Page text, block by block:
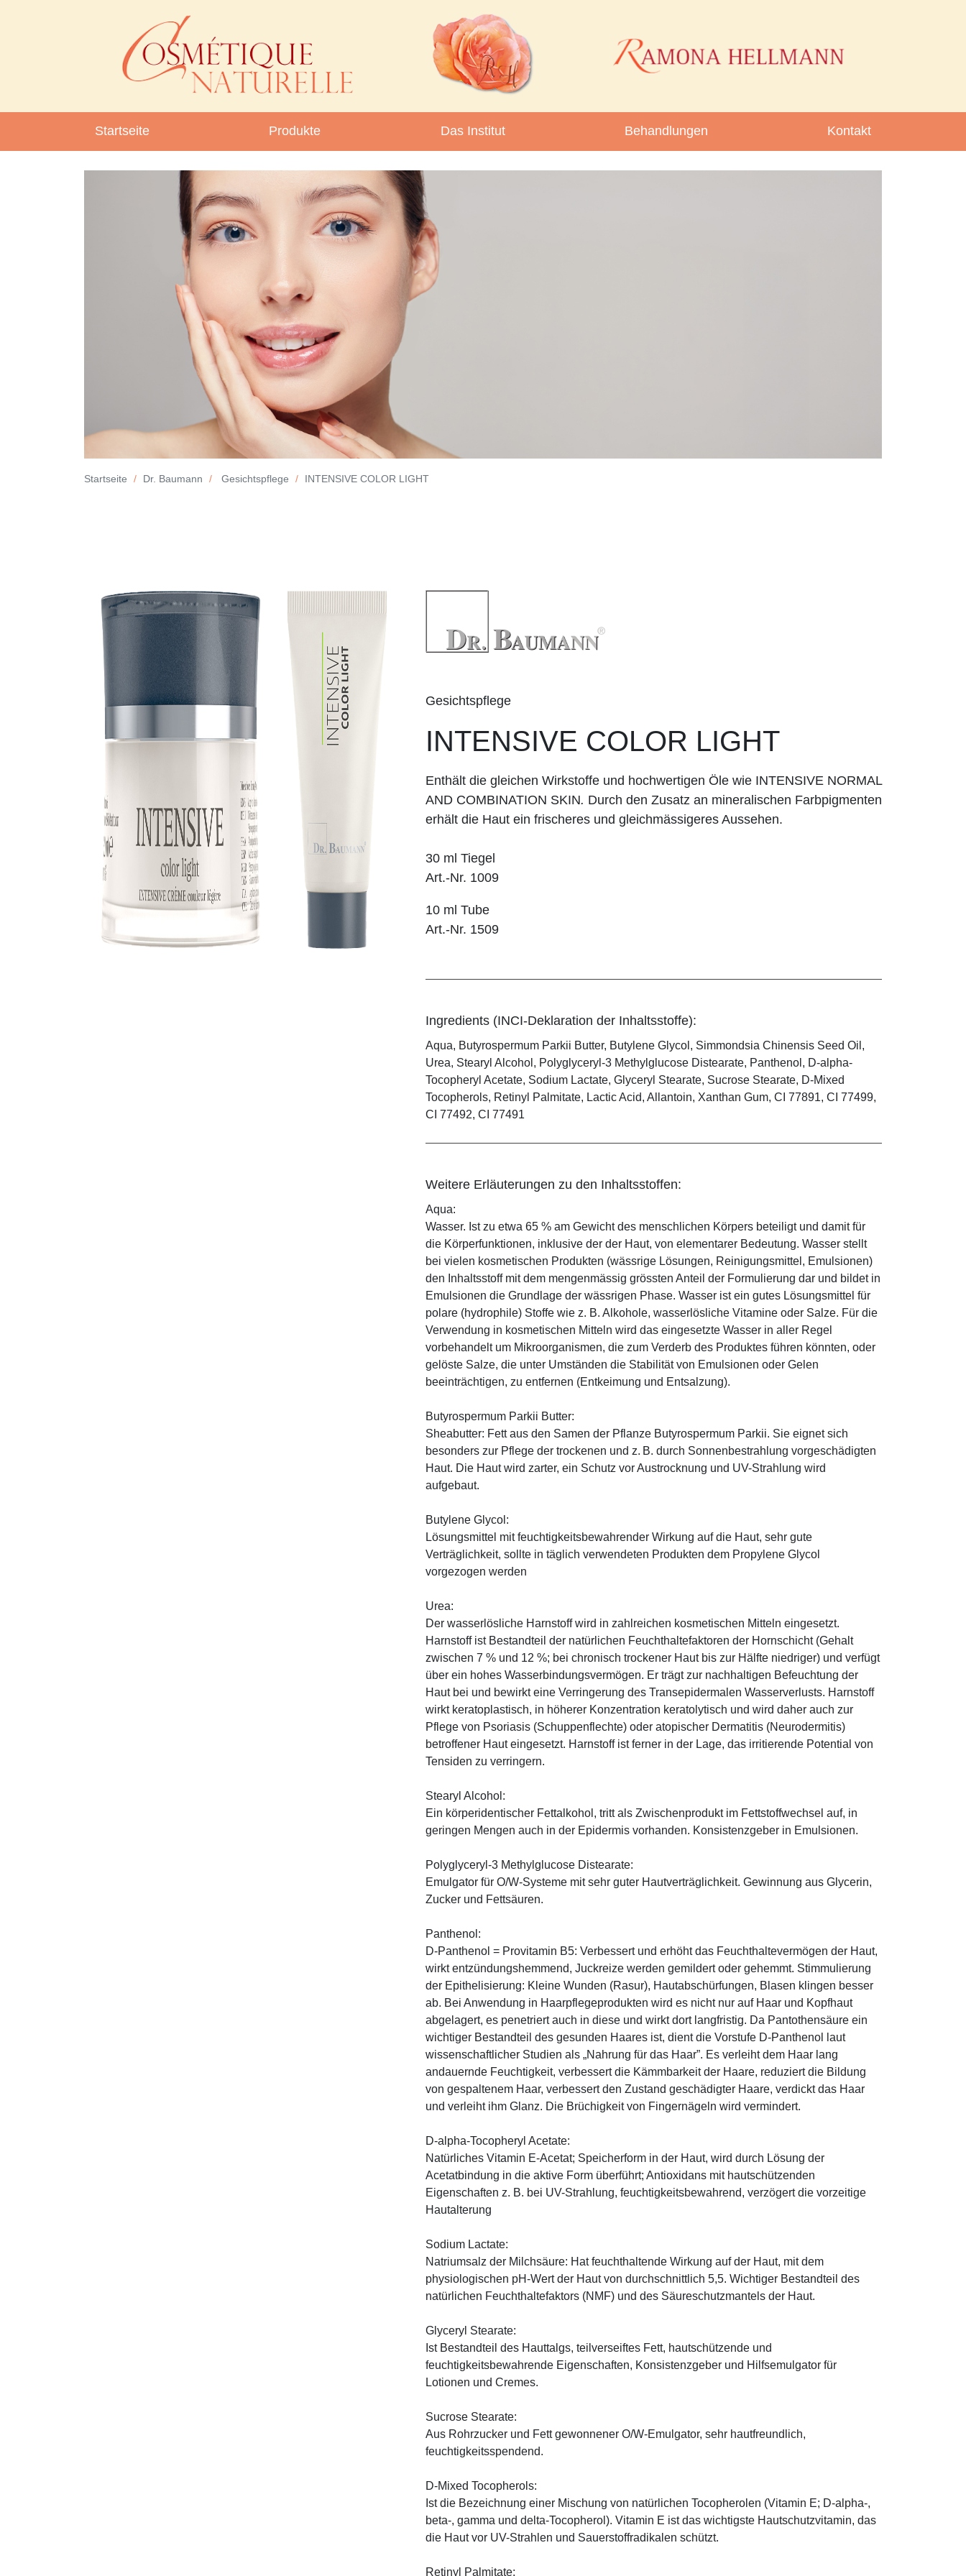
Startseite Produkte Das Institut Behandlungen Kontakt
Startseite Dr. Baumann Gesichtspflege INTENSIVE COLOR LIGHT
Gesichtspflege
INTENSIVE COLOR LIGHT
Enthält die gleichen Wirkstoffe und hochwertigen Öle wie INTENSIVE NORMAL
AND COMBINATION SKIN. Durch den Zusatz an mineralischen Farbpigmenten
erhält die Haut ein frischeres und gleichmässigeres Aussehen.
30 ml Tiegel
Art.-Nr. 1009
10 ml Tube
Art.-Nr. 1509
Ingredients (INCI-Deklaration der Inhaltsstoffe):
Aqua, Butyrospermum Parkii Butter, Butylene Glycol, Simmondsia Chinensis Seed Oil,
Urea, Stearyl Alcohol, Polyglyceryl-3 Methylglucose Distearate, Panthenol, D-alpha-
Tocopheryl Acetate, Sodium Lactate, Glyceryl Stearate, Sucrose Stearate, D-Mixed
Tocopherols, Retinyl Palmitate, Lactic Acid, Allantoin, Xanthan Gum, CI 77891, CI 77499,
CI 77492, CI 77491
Weitere Erläuterungen zu den Inhaltsstoffen:
Aqua:
Wasser. Ist zu etwa 65 % am Gewicht des menschlichen Körpers beteiligt und damit für
die Körperfunktionen, inklusive der der Haut, von elementarer Bedeutung. Wasser stellt
bei vielen kosmetischen Produkten (wässrige Lösungen, Reinigungsmittel, Emulsionen)
den Inhaltsstoff mit dem mengenmässig grössten Anteil der Formulierung dar und bildet in
Emulsionen die Grundlage der wässrigen Phase. Wasser ist ein gutes Lösungsmittel für
polare (hydrophile) Stoffe wie z. B. Alkohole, wasserlösliche Vitamine oder Salze. Für die
Verwendung in kosmetischen Mitteln wird das eingesetzte Wasser in aller Regel
vorbehandelt um Mikroorganismen, die zum Verderb des Produktes führen könnten, oder
gelöste Salze, die unter Umständen die Stabilität von Emulsionen oder Gelen
beeinträchtigen, zu entfernen (Entkeimung und Entsalzung).
Butyrospermum Parkii Butter:
Sheabutter: Fett aus den Samen der Pflanze Butyrospermum Parkii. Sie eignet sich
besonders zur Pflege der trockenen und z. B. durch Sonnenbestrahlung vorgeschädigten
Haut. Die Haut wird zarter, ein Schutz vor Austrocknung und UV-Strahlung wird
aufgebaut.
Butylene Glycol:
Lösungsmittel mit feuchtigkeitsbewahrender Wirkung auf die Haut, sehr gute
Verträglichkeit, sollte in täglich verwendeten Produkten dem Propylene Glycol
vorgezogen werden
Urea:
Der wasserlösliche Harnstoff wird in zahlreichen kosmetischen Mitteln eingesetzt.
Harnstoff ist Bestandteil der natürlichen Feuchthaltefaktoren der Hornschicht (Gehalt
zwischen 7 % und 12 %; bei chronisch trockener Haut bis zur Hälfte niedriger) und verfügt
über ein hohes Wasserbindungsvermögen. Er trägt zur nachhaltigen Befeuchtung der
Haut bei und bewirkt eine Verringerung des Transepidermalen Wasserverlusts. Harnstoff
wirkt keratoplastisch, in höherer Konzentration keratolytisch und wird daher auch zur
Pflege von Psoriasis (Schuppenflechte) oder atopischer Dermatitis (Neurodermitis)
betroffener Haut eingesetzt. Harnstoff ist ferner in der Lage, das irritierende Potential von
Tensiden zu verringern.
Stearyl Alcohol:
Ein körperidentischer Fettalkohol, tritt als Zwischenprodukt im Fettstoffwechsel auf, in
geringen Mengen auch in der Epidermis vorhanden. Konsistenzgeber in Emulsionen.
Polyglyceryl-3 Methylglucose Distearate:
Emulgator für O/W-Systeme mit sehr guter Hautverträglichkeit. Gewinnung aus Glycerin,
Zucker und Fettsäuren.
Panthenol:
D-Panthenol = Provitamin B5: Verbessert und erhöht das Feuchthaltevermögen der Haut,
wirkt entzündungshemmend, Juckreize werden gemildert oder gehemmt. Stimmulierung
der Epithelisierung: Kleine Wunden (Rasur), Hautabschürfungen, Blasen klingen besser
ab. Bei Anwendung in Haarpflegeprodukten wird es nicht nur auf Haar und Kopfhaut
abgelagert, es penetriert auch in diese und wirkt dort langfristig. Da Pantothensäure ein
wichtiger Bestandteil des gesunden Haares ist, dient die Vorstufe D-Panthenol laut
wissenschaftlicher Studien als „Nahrung für das Haar”. Es verleiht dem Haar lang
andauernde Feuchtigkeit, verbessert die Kämmbarkeit der Haare, reduziert die Bildung
von gespaltenem Haar, verbessert den Zustand geschädigter Haare, verdickt das Haar
und verleiht ihm Glanz. Die Brüchigkeit von Fingernägeln wird vermindert.
D-alpha-Tocopheryl Acetate:
Natürliches Vitamin E-Acetat; Speicherform in der Haut, wird durch Lösung der
Acetatbindung in die aktive Form überführt; Antioxidans mit hautschützenden
Eigenschaften z. B. bei UV-Strahlung, feuchtigkeitsbewahrend, verzögert die vorzeitige
Hautalterung
Sodium Lactate:
Natriumsalz der Milchsäure: Hat feuchthaltende Wirkung auf der Haut, mit dem
physiologischen pH-Wert der Haut von durchschnittlich 5,5. Wichtiger Bestandteil des
natürlichen Feuchthaltefaktors (NMF) und des Säureschutzmantels der Haut.
Glyceryl Stearate:
Ist Bestandteil des Hauttalgs, teilverseiftes Fett, hautschützende und
feuchtigkeitsbewahrende Eigenschaften, Konsistenzgeber und Hilfsemulgator für
Lotionen und Cremes.
Sucrose Stearate:
Aus Rohrzucker und Fett gewonnener O/W-Emulgator, sehr hautfreundlich,
feuchtigkeitsspendend.
D-Mixed Tocopherols:
Ist die Bezeichnung einer Mischung von natürlichen Tocopherolen (Vitamin E; D-alpha-,
beta-, gamma und delta-Tocopherol). Vitamin E ist das wichtigste Hautschutzvitamin, das
die Haut vor UV-Strahlen und Sauerstoffradikalen schützt.
Retinyl Palmitate: